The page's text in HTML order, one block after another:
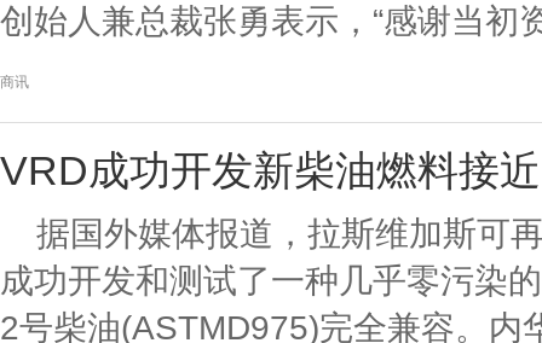
创始人兼总裁张勇表示，“感谢当初
商讯
VRD成功开发新柴油燃料接
据国外媒体报道，拉斯维加斯可
成功开发和测试了一种几乎零污染
2号柴油(ASTMD975)完全兼容。内